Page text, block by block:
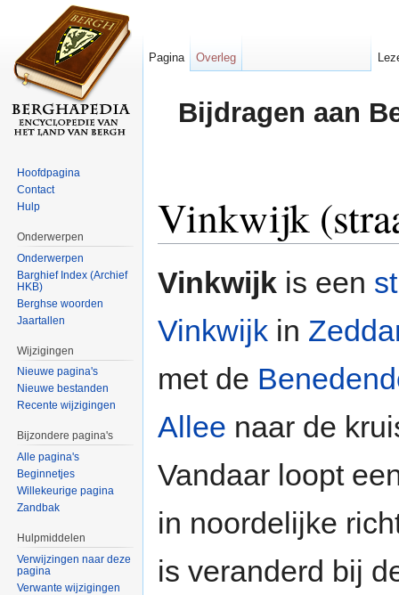
Bijdragen aan
Vinkwijk
Vinkwijk is een
Vinkwijk in
met de
Allee naar de
Vandaar loopt
in noordelijke
is veranderd bij
Pagina Overleg
Hoofdpagina
Contact
Hulp
Onderwerpen
Onderwerpen
Barghief Index (Archief
HKB)
Berghse woorden
Jaartallen
Wijzigingen
Nieuwe pagina's
Nieuwe bestanden
Recente wijzigingen
Bijzondere pagina's
Alle pagina's
Beginnetjes
Willekeurige pagina
Zandbak
Hulpmiddelen
Verwijzingen naar deze
pagina
Verwante wijzigingen